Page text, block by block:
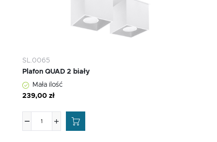
SL.0065
Plafon QUAD 2 biały
Mała ilość
239,00 zł